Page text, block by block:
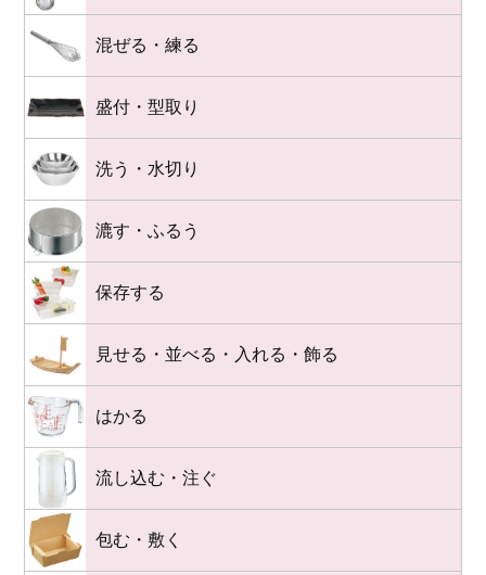
混ぜる・練る
盛付・型取り
洗う・水切り
漉す・ふるう
保存する
見せる・並べる・入れる・飾る
はかる
流し込む・注ぐ
包む・敷く